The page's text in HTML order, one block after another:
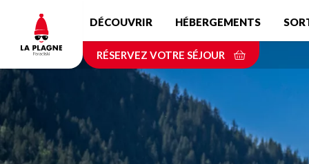
contenu
principal
DÉCOUVRIR HÉBERGEMENTS
RÉSERVEZ VOTRE SÉJOUR